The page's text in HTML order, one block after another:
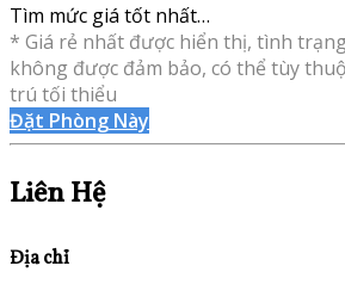
Tìm mức giá tốt nhất…
* Giá rẻ nhất được hiển thị, tình
không được đảm bảo, có thể tùy
trú tối thiểu
Đặt Phòng Này
Liên Hệ
Địa chỉ